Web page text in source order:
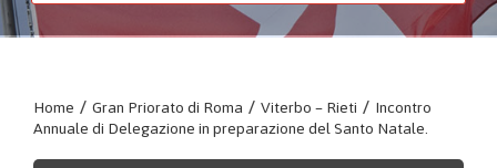
Home / Gran Priorato di Roma / Viterbo – Rieti / Incontro
Annuale di Delegazione in preparazione del Santo Natale.